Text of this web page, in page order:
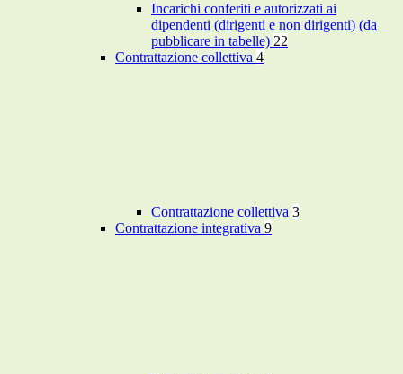
Incarichi conferiti e autorizzati ai
dipendenti (dirigenti e non dirigenti) (da
pubblicare in tabelle) 22
Contrattazione collettiva 4
Contrattazione collettiva 3
Contrattazione integrativa 9